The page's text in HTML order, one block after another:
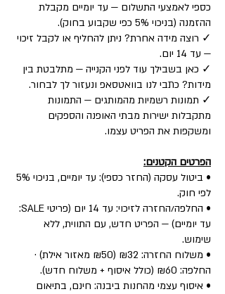
כספי לאמצעי התשלום — עד יומיים מקבלת
ההזמנה (בניכוי 5% כפי שקבוע בחוק).
✓ רוצה מידה אחרת? ניתן להחליף או לקבל זיכוי
— עד 14 יום.
✓ כאן בשבילך עוד לפני הקנייה — מתלבטת בין
מידות? כתבי לנו בוואטסאפ ונעזור לך לבחור.
✓ תמונות רשמיות מהמותגים — התמונות
מתקבלות ישירות מבתי האופנה והספקים
ומשקפות את הפריט עצמו.
הפרטים הקטנים:
• ביטול עסקה (החזר כספי): עד יומיים, בניכוי 5%
לפי חוק.
• החלפה/החזרה לזיכוי: עד 14 יום (פריטי SALE:
עד יומיים) — הפריט חדש, עם התווית, ללא
שימוש.
• משלוח החזרה: ₪32 (₪50 מאזור אילת) ·
החלפה: ₪60 (כולל איסוף + משלוח חדש).
• איסוף עצמי מהחנות ביבנה: חינם, בתיאום